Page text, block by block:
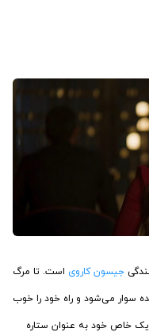
جیسون کاروی است. تا مرگ
سوار می‌شود و راه خود را خوب
خاص خود به عنوان ستاره